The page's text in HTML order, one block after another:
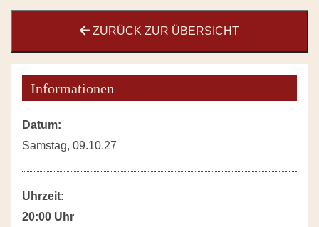
ZURÜCK ZUR ÜBERSICHT
Informationen
Datum:
Samstag, 09.10.27
Uhrzeit:
20:00 Uhr